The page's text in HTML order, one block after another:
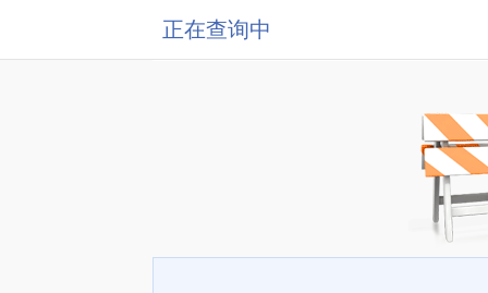
正在查询中